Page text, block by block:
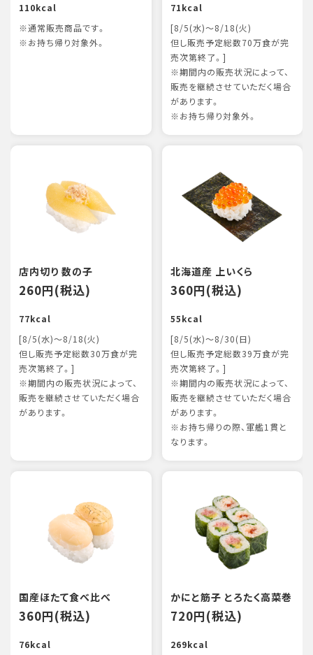
110kcal
※通常販売商品です。
※お持ち帰り対象外。
71kcal
[8/5(水)～8/18(火)
但し販売予定総数70万食が完
売次第終了。]
※期間内の販売状況によって、
販売を継続させていただく場合
があります。
※お持ち帰り対象外。
店内切り 数の子
260円(税込)
77kcal
[8/5(水)～8/18(火)
但し販売予定総数30万食が完
売次第終了。]
※期間内の販売状況によって、
販売を継続させていただく場合
があります。
北海道産 上いくら
360円(税込)
55kcal
[8/5(水)～8/30(日)
但し販売予定総数39万食が完
売次第終了。]
※期間内の販売状況によって、
販売を継続させていただく場合
があります。
※お持ち帰りの際、軍艦1貫と
なります。
国産ほたて食べ比べ
360円(税込)
76kcal
かにと筋子 とろたく高菜巻
720円(税込)
269kcal